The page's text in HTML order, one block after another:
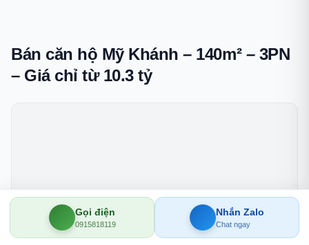
Bán căn hộ Mỹ Khánh – 140m² – 3PN
– Giá chỉ từ 10.3 tỷ
Gọi điện
0915818119
Nhắn Zalo
Chat ngay